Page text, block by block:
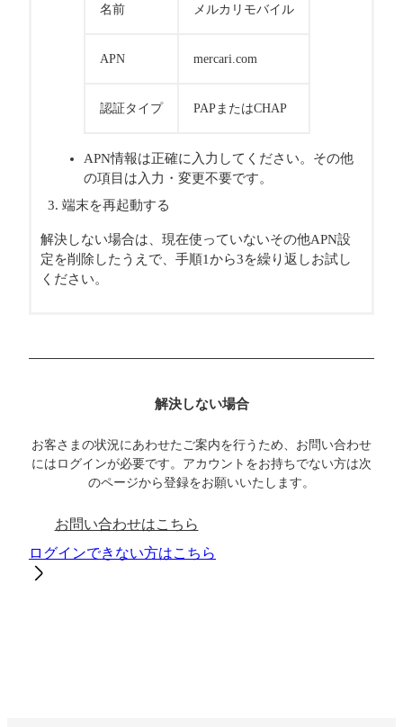
名前 メルカリモバイル
APN mercari.com
認証タイプ PAPまたはCHAP
APN情報は正確に入力してください。その他
の項目は入力・変更不要です。
端末を再起動する
解決しない場合は、現在使っていないその他APN設
定を削除したうえで、手順1から3を繰り返しお試し
ください。
解決しない場合
お客さまの状況にあわせたご案内を行うため、お問い合わせ
にはログインが必要です。アカウントをお持ちでない方は次
のページから登録をお願いいたします。
お問い合わせはこちら
ログインできない方はこちら